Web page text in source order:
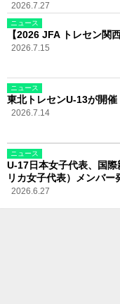
2026.7.27
ニュース
【2026 JFA トレセン関
2026.7.15
ニュース
東北トレセンU-13が開催
2026.7.14
ニュース
U-17日本女子代表、国
リカ女子代表）メンバー
2026.6.27